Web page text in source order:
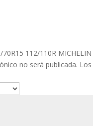
112/110R MICHELIN
no será publicada.